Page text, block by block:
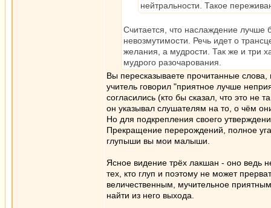
нейтральности. Такое
Считается, что наслаждение
невозмутимости. Речь идет о
желания, а мудрости. Так же и три
мудрого разочарования.
Вы пересказываете прочитанные
учитель говорил "приятное лучше
согласились (кто бы сказал, что это не
он указывал слушателям на то, о чём
Но для подкрепления своего
Прекращение перерождений, полное
глупыши вы мои малыши.
Ясное видение трёх лакшан - оно ведь
тех, кто глуп и поэтому не может
величественным, мучительное
найти из него выхода.